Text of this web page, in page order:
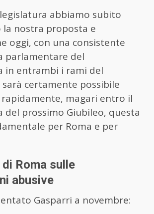
abbiamo subito
nostra proposta e
oggi, con una consistente
parlamentare del
in entrambi i rami del
certamente possibile
magari entro il
del prossimo Giubileo, questa
per Roma e per
Roma sulle
abusive
Gasparri a novembre: